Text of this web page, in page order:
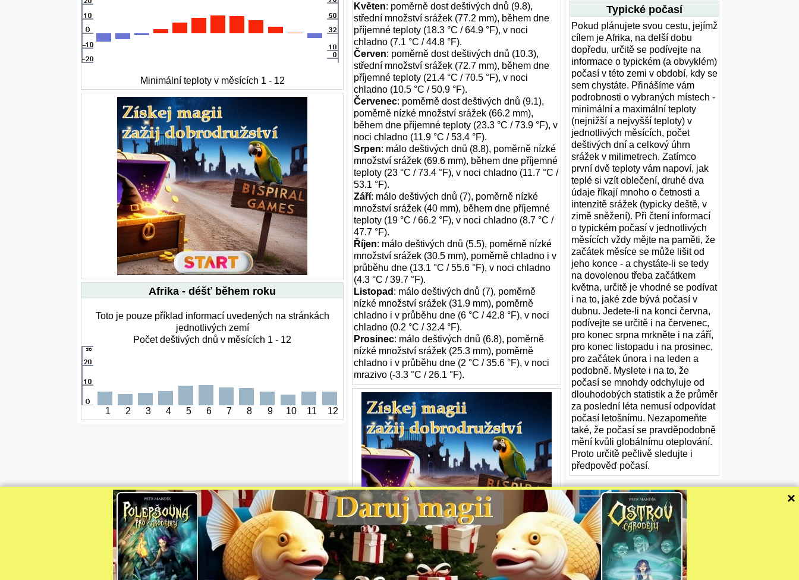
Minimální teploty v měsících 1 - 12
Afrika - déšť během roku
Toto je pouze příklad informací uvedených na stránkách
jednotlivých zemí
Počet deštivých dnů v měsících 1 - 12
1 2 3 4 5 6 7 8 9 10 11 12
Květen: poměrně dost deštivých dnů (9.8),
střední množství srážek (77.2 mm), během dne
příjemné teploty (18.3 °C / 64.9 °F), v noci
chladno (7.1 °C / 44.8 °F).
Červen: poměrně dost deštivých dnů (10.3),
střední množství srážek (72.7 mm), během dne
příjemné teploty (21.4 °C / 70.5 °F), v noci
chladno (10.5 °C / 50.9 °F).
Červenec: poměrně dost deštivých dnů (9.1),
poměrně nízké množství srážek (66.2 mm),
během dne příjemné teploty (23.3 °C / 73.9 °F), v
noci chladno (11.9 °C / 53.4 °F).
Srpen: málo deštivých dnů (8.8), poměrně nízké
množství srážek (69.6 mm), během dne příjemné
teploty (23 °C / 73.4 °F), v noci chladno (11.7 °C /
53.1 °F).
Září: málo deštivých dnů (7), poměrně nízké
množství srážek (40 mm), během dne příjemné
teploty (19 °C / 66.2 °F), v noci chladno (8.7 °C /
47.7 °F).
Říjen: málo deštivých dnů (5.5), poměrně nízké
množství srážek (30.5 mm), poměrně chladno i v
průběhu dne (13.1 °C / 55.6 °F), v noci chladno
(4.3 °C / 39.7 °F).
Listopad : málo deštivých dnů (7), poměrně
nízké množství srážek (31.9 mm), poměrně
chladno i v průběhu dne (6 °C / 42.8 °F), v noci
chladno (0.2 °C / 32.4 °F).
Prosinec: málo deštivých dnů (6.8), poměrně
nízké množství srážek (25.3 mm), poměrně
chladno i v průběhu dne (2 °C / 35.6 °F), v noci
mrazivo (-3.3 °C / 26.1 °F).
Typické počasí
Pokud plánujete svou cestu, jejímž
cílem je Afrika, na delší dobu
dopředu, určitě se podívejte na
informace o typickém (a obvyklém)
počasí v této zemi v období, kdy se
sem chystáte. Přinášíme vám
podrobnosti o vybraných místech -
minimální a maximální teploty
(nejnižší a nejvyšší teploty) v
jednotlivých měsících, počet
deštivých dní a celkový úhrn
srážek v milimetrech. Zatímco
první dvě teploty vám napoví, jak
teplé si vzít oblečení, druhé dva
údaje říkají mnoho o četnosti a
intenzitě srážek (typicky deště, v
zimě sněžení). Při čtení informací
o typickém počasí v jednotlivých
měsících vždy mějte na paměti, že
začátek měsíce se může lišit od
jeho konce - a chystáte-li se tedy
na dovolenou třeba začátkem
května, určitě je vhodné se podívat
i na to, jaké zde bývá počasí v
dubnu. Jedete-li na konci června,
podívejte se určitě i na červenec,
pro konec srpna mrkněte i na září,
pro konec listopadu i na prosinec,
pro začátek února i na leden a
podobně. Myslete i na to, že
počasí se mnohdy odchyluje od
dlouhodobých statistik a že průměr
za poslední léta nemusí odpovídat
počasí letošnímu. Nezapomeňte
také, že počasí se pravděpodobně
mění kvůli globálnímu oteplování.
Proto určitě pečlivě sledujte i
předpověď počasí.
×